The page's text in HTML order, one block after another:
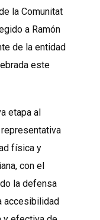
la Comunitat
a Ramón
de la entidad
este
etapa al
física y
con el
la defensa
accesibilidad